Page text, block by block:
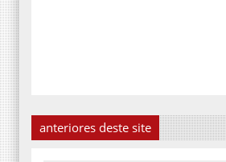
anteriores deste site